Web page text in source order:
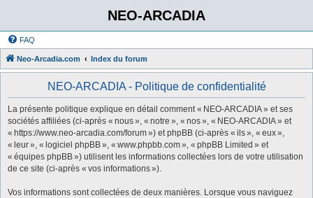
NEO-ARCADIA
FAQ
Neo-Arcadia.com Index du forum
NEO-ARCADIA - Politique de confidentialité
La présente politique explique en détail comment « NEO-ARCADIA » et ses
sociétés affiliées (ci-après « nous », « notre », « nos », « NEO-ARCADIA » et
« https://www.neo-arcadia.com/forum ») et phpBB (ci-après « ils », « eux »,
« leur », « logiciel phpBB », « www.phpbb.com », « phpBB Limited » et
« équipes phpBB ») utilisent les informations collectées lors de votre utilisation
de ce site (ci-après « vos informations »).
Vos informations sont collectées de deux manières. Lorsque vous naviguez